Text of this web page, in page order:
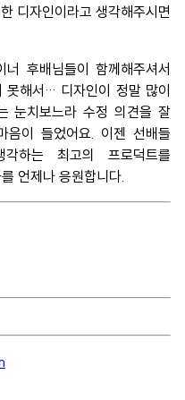
디자인이라고 생각해주시면
후배님들이 함께해주셔서
못해서… 디자인이 정말 많이
눈치보느라 수정 의견을 잘
이 들었어요. 이젠 선배들
하는 최고의 프로덕트를
언제나 응원합니다.